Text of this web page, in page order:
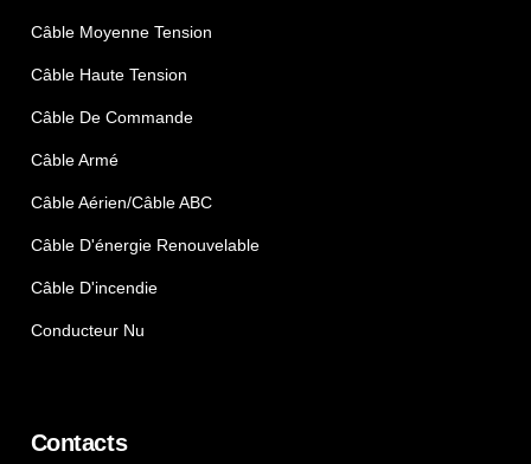
Câble Moyenne Tension
Câble Haute Tension
Câble De Commande
Câble Armé
Câble Aérien/câble ABC
Câble D'énergie Renouvelable
Câble D'incendie
Conducteur Nu
Contacts